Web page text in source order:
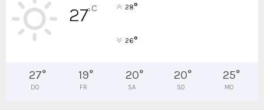
27°C 28°
26°
27°
DO
19°
FR
20°
SA
20°
SO
25°
MO